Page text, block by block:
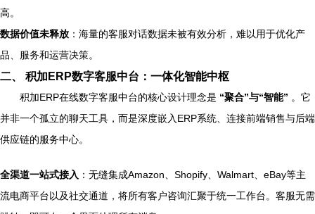
高。
数据价值未释放 ：海量的客服对话数据未被有效分析，难以用于优化产
品、服务和运营决策。
二、 积加ERP数字客服中台：一体化智能中枢
积加ERP在线数字客服中台的核心设计理念是 “聚合”与“智能” 。它
并非一个孤立的聊天工具，而是深度嵌入ERP系统、连接前端销售与后端
供应链的服务中心。
全渠道一站式接入 ：无缝集成Amazon、Shopify、Walmart、eBay等主
流电商平台以及社交通道，将所有客户咨询汇聚于统一工作台。客服无需